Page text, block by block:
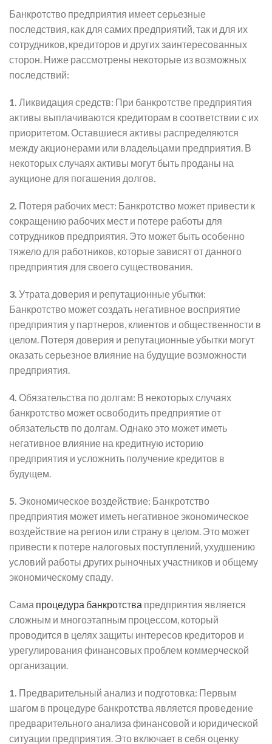
Банкротство предприятия имеет серьезные
последствия, как для самих предприятий, так и для их
сотрудников, кредиторов и других заинтересованных
сторон. Ниже рассмотрены некоторые из возможных
последствий:
1. Ликвидация средств: При банкротстве предприятия
активы выплачиваются кредиторам в соответствии с их
приоритетом. Оставшиеся активы распределяются
между акционерами или владельцами предприятия. В
некоторых случаях активы могут быть проданы на
аукционе для погашения долгов.
2. Потеря рабочих мест: Банкротство может привести к
сокращению рабочих мест и потере работы для
сотрудников предприятия. Это может быть особенно
тяжело для работников, которые зависят от данного
предприятия для своего существования.
3. Утрата доверия и репутационные убытки:
Банкротство может создать негативное восприятие
предприятия у партнеров, клиентов и общественности в
целом. Потеря доверия и репутационные убытки могут
оказать серьезное влияние на будущие возможности
предприятия.
4. Обязательства по долгам: В некоторых случаях
банкротство может освободить предприятие от
обязательств по долгам. Однако это может иметь
негативное влияние на кредитную историю
предприятия и усложнить получение кредитов в
будущем.
5. Экономическое воздействие: Банкротство
предприятия может иметь негативное экономическое
воздействие на регион или страну в целом. Это может
привести к потере налоговых поступлений, ухудшению
условий работы других рыночных участников и общему
экономическому спаду.
Сама процедура банкротства предприятия является
сложным и многоэтапным процессом, который
проводится в целях защиты интересов кредиторов и
урегулирования финансовых проблем коммерческой
организации.
1. Предварительный анализ и подготовка: Первым
шагом в процедуре банкротства является проведение
предварительного анализа финансовой и юридической
ситуации предприятия. Это включает в себя оценку